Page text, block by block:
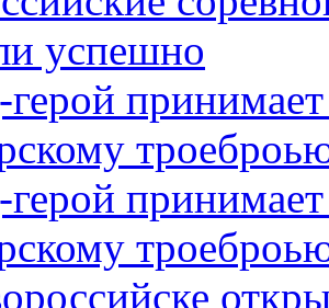
успешно